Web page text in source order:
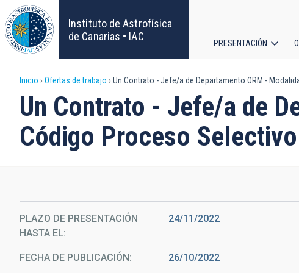
Pasar
al
contenido
principal
Instituto de Astrofísica
de Canarias • IAC
principal
PRESENTACIÓN
Sobrescribir
enlaces
de
a
la
navegación
Inicio Ofertas de trabajo Un Contrato - Jefe/a de Departamento ORM -
Un Contrato - Jefe/a de
Código Proceso
PLAZO DE PRESENTACIÓN
HASTA EL
24/11/2022
FECHA DE PUBLICACIÓN 26/10/2022